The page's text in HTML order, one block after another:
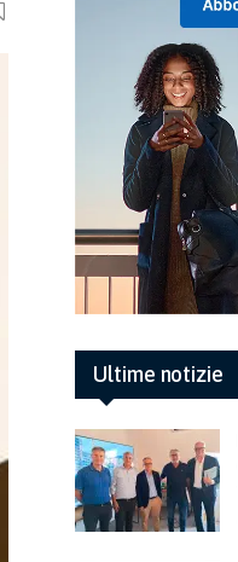
Ultime notizie